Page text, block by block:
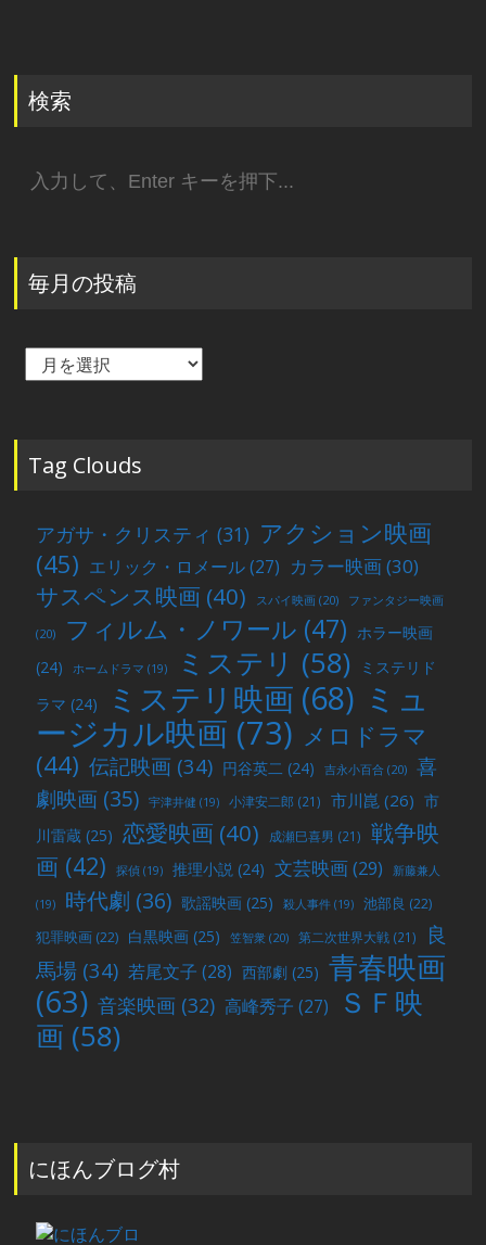
検索
索:
毎月の投稿
毎
稿
Tag Clouds
アガサ・クリスティ (31) アクション映画
(45) エリック・ロメール(27) カラー映画(30)
サスペンス映画 (40) スパイ映画 (20) ファンタジー映画
(20) フィルム・ノワール (47) ホラー映画
(24)
ホームドラマ (19) ミステリ (58)
ミステリド
ラマ (24) ミステリ映画 (68) ミュ
ージカル映画 (73) メロドラマ
(44) 伝記映画 (34) 円谷英二 (24) 吉永小百合 (20)
喜
劇映画 (35) 宇津井健 (19) 小津安二郎 (21) 市川崑 (26) 市
川雷蔵 (25) 恋愛映画 (40) 成瀬巳喜男 (21)
戦争映
画 (42) 探偵 (19) 推理小説 (24) 文芸映画(29) 新藤兼人
(19) 時代劇 (36) 歌謡映画 (25) 殺人事件 (19) 池部良 (22)
犯罪映画 (22) 白黒映画 (25) 笠智衆 (20) 第二次世界大戦 (21)
良
馬場 (34) 若尾文子 (28) 西部劇 (25) 青春映画
(63) 音楽映画 (32) 高峰秀子 (27)
ＳＦ映
画 (58)
にほんブログ村